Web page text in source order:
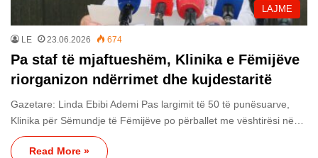
LAJME
LE 23.06.2026 674
Pa staf të mjaftueshëm, Klinika e Fëmijëve
riorganizon ndërrimet dhe kujdestaritë
Gazetare: Linda Ebibi Ademi Pas largimit të 50 të punësuarve,
Klinika për Sëmundje të Fëmijëve po përballet me vështirësi në…
Read More »